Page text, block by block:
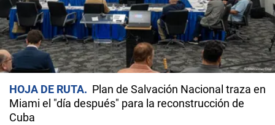
HOJA DE RUTA
Plan de Salvación Nacional traza en
Miami el "día después" para la reconstrucción de
Cuba